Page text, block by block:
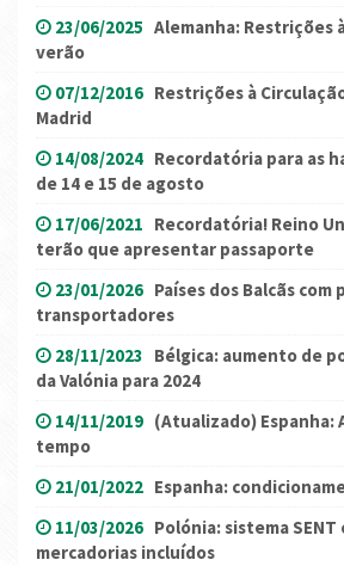
23/06/2025 Alemanha: Restrições
verão
07/12/2016 Restrições à
Madrid
14/08/2024 Recordatória para as
de 14 e 15 de agosto
17/06/2021 Recordatória! Reino
terão que apresentar passaporte
23/01/2026 Países dos Balcãs
transportadores
28/11/2023 Bélgica: aumento de
da Valónia para 2024
14/11/2019 (Atualizado) Espanha:
tempo
21/01/2022 Espanha:
11/03/2026 Polónia: sistema
mercadorias incluídos